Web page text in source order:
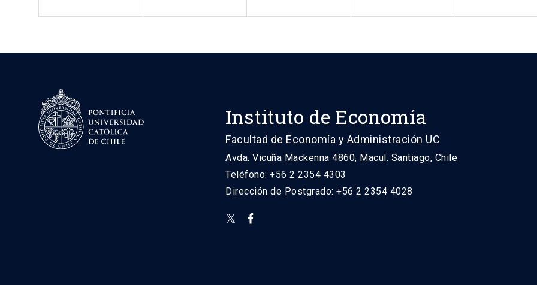
Instituto de Economía
Facultad de Economía y Administración UC
Avda. Vicuña Mackenna 4860, Macul. Santiago, Chile
Teléfono: +56 2 2354 4303
Dirección de Postgrado: +56 2 2354 4028